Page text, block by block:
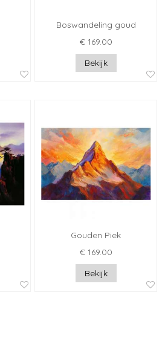
Boswandeling goud
€ 169.00
Bekijk
Gouden Piek
€ 169.00
Bekijk